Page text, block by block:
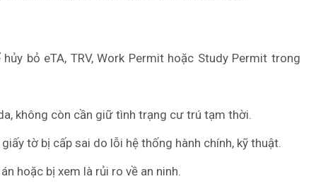
bỏ eTA, TRV, Work Permit hoặc Study Permit trong
không còn cần giữ tình trạng cư trú tạm thời.
tờ bị cấp sai do lỗi hệ thống hành chính, kỹ thuật.
hoặc bị xem là rủi ro về an ninh.